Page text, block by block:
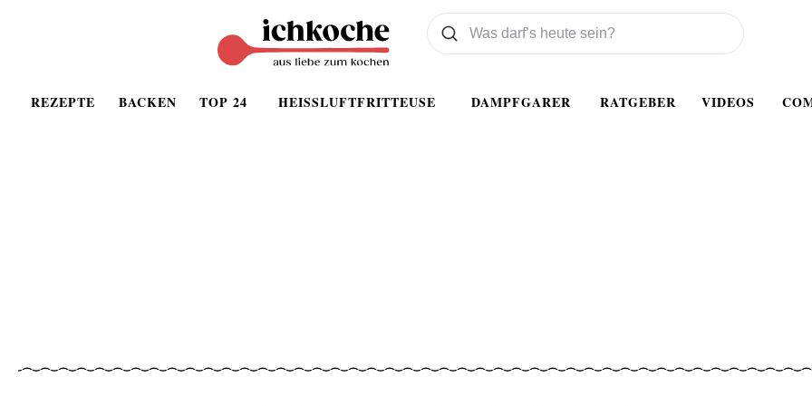
REZEPTE BACKEN TOP 24 HEISSLUFTFRITTEUSE DAMPFGARER RATGEBER VIDEOS
Was wollen Sie suchen
Suchen